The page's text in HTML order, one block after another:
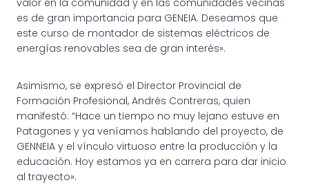
valor en la comunidad y en las comunidades vecinas
es de gran importancia para GENEIA. Deseamos que
este curso de montador de sistemas eléctricos de
energías renovables sea de gran interés».
Asimismo, se expresó el Director Provincial de
Formación Profesional, Andrés Contreras, quien
manifestó: “Hace un tiempo no muy lejano estuve en
Patagones y ya veníamos hablando del proyecto, de
GENNEIA y el vínculo virtuoso entre la producción y la
educación. Hoy estamos ya en carrera para dar inicio
al trayecto».